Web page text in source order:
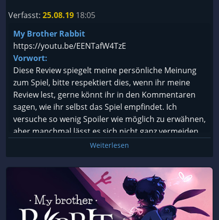
Verfasst: 25.08.19 18:05
My Brother Rabbit
https://youtu.be/EENTafW4TzE
Vorwort:
Diese Review spiegelt meine persönliche Meinung
zum Spiel, bitte respektiert dies, wenn ihr meine
Review lest, gerne könnt ihr in den Kommentaren
sagen, wie ihr selbst das Spiel empfindet. Ich
versuche so wenig Spoiler wie möglich zu erwähnen,
aber manchmal lässt es sich nicht ganz vermeiden.
Ich gebe mir auch viel Mühe mit den Rezensionen,
solltet ihr diesbezüglich wünsche oder Anregungen
haben, lasst es mich einfach wissen.
Artifex Mundi wurde 2006 mit nur 10 Mitarbeitern in
Polen gegründet, mittlerweile ist das Unternehmen
durch seine „Hidden Object“ Spiele so erfolgreich,
Weiterlesen